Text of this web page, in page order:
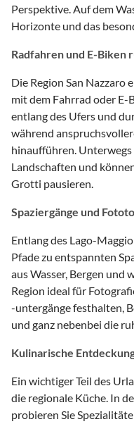
Perspektive. Auf dem
Horizonte und das
Radfahren und E-Biken
Die Region San Nazzaro
mit dem Fahrrad oder E-
entlang des Ufers und
während
hinaufführen. Unterwegs
Landschaften und
Grotti pausieren.
Spaziergänge und
Entlang des Lago-
Pfade zu entspannten
aus Wasser, Bergen und
Region ideal für
-untergänge festhalten,
und ganz nebenbei die
Kulinarische
Ein wichtiger Teil des
die regionale Küche. In
probieren Sie